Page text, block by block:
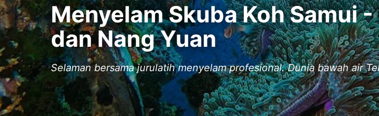
Menyelam Skuba Koh Samui -
dan Nang Yuan
Selaman bersama jurulatih menyelam profesional. Dunia bawah air